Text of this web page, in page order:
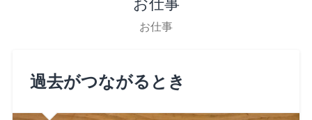
お仕事
過去がつながるとき